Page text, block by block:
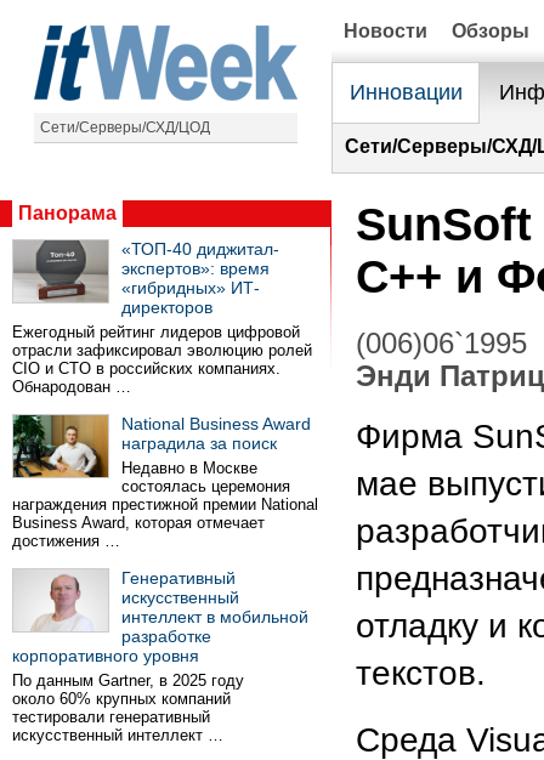
Сети/Серверы/СХД/ЦОД
Новости Обзоры
Инновации
Сети/Серверы/
Панорама
«ТОП-40 диджитал-
экспертов»: время
«гибридных» ИТ-
директоров
Ежегодный рейтинг лидеров цифровой
отрасли зафиксировал эволюцию ролей
CIO и CTO в российских компаниях.
Обнародован …
National Business Award
наградила за поиск
Недавно в Москве
состоялась церемония
награждения престижной премии National
Business Award, которая отмечает
достижения …
Генеративный
искусственный
интеллект в мобильной
разработке
корпоративного уровня
По данным Gartner, в 2025 году
около 60% крупных компаний
тестировали генеративный
искусственный интеллект …
C++ и
(006)06`1995
Энди
Фирма
мае
отладку и
текстов.
Среда